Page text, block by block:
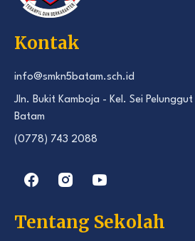
Kontak
info@smkn5batam.sch.id
Jln. Bukit Kamboja - Kel. Sei
Batam
(0778) 743 2088
Tentang Sekolah